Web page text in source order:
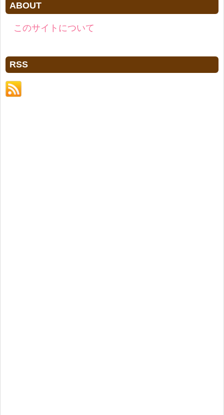
ABOUT
このサイトについて
RSS